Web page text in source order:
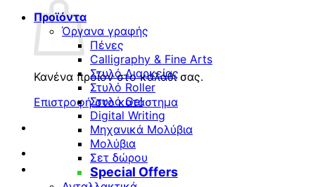
Κανένα προϊόν στο καλάθι σας.
Επιστροφή στο κατάστημα
Προϊόντα
Όργανα γραφής
Πένες
Calligraphy & Fine Arts
Στυλό Διαρκείας
Στυλό Roller
Στυλό Gel
Digital Writing
Μηχανικά Μολύβια
Μολύβια
Σετ δώρου
Special Offers